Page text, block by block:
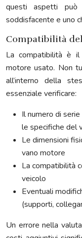
questi aspetti
soddisfacente e uno
Compatibilità
La compatibilità è
motore usato. Non
all’interno della
essenziale verificare:
Il numero di
le specifiche del
Le dimensioni
vano motore
La compatibilità
veicolo
Eventuali
(supporti,
Un errore nella